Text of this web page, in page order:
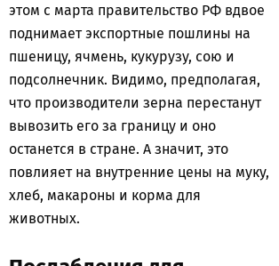
этом с марта правительство РФ вдвое
поднимает экспортные пошлины на
пшеницу, ячмень, кукурузу, сою и
подсолнечник. Видимо, предполагая,
что производители зерна перестанут
вывозить его за границу и оно
останется в стране. А значит, это
повлияет на внутренние цены на муку,
хлеб, макароны и корма для
животных.